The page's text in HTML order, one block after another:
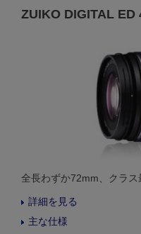
ZUIKO DIGITAL ED
全長わずか72mm、クラ
詳細を見る
主な仕様